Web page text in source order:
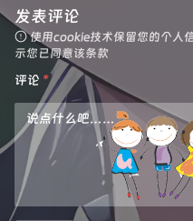
发表评论
使用cookie技术保留您的个人
示您已同意该条款
评论 *